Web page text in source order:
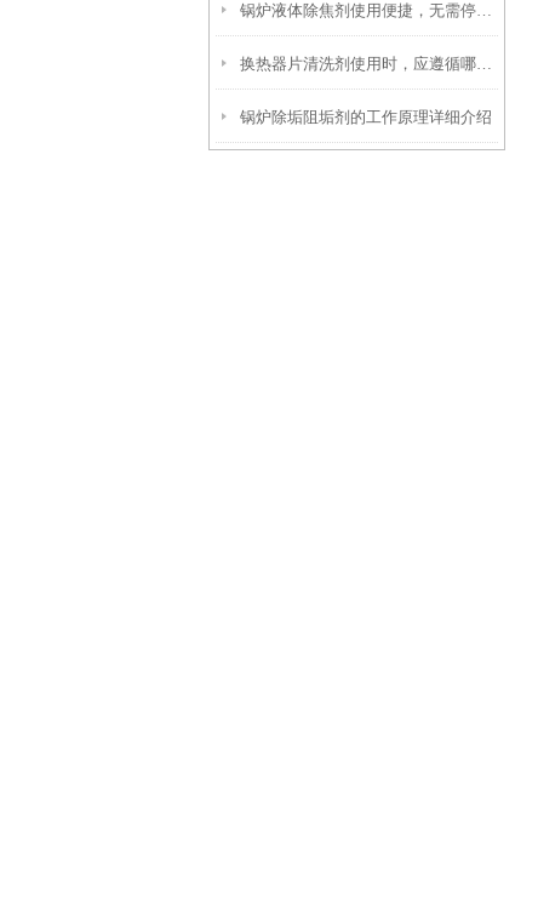
锅炉液体除焦剂使用便捷，无需停炉即可在线投加
换热器片清洗剂使用时，应遵循哪些步骤？
锅炉除垢阻垢剂的工作原理详细介绍